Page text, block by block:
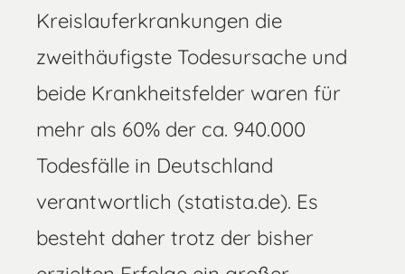
Kreislauferkrankungen die
zweithäufigste Todesursache und
beide Krankheitsfelder waren für
mehr als 60% der ca. 940.000
Todesfälle in Deutschland
verantwortlich (statista.de). Es
besteht daher trotz der bisher